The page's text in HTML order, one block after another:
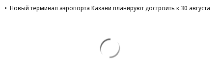
Новый терминал аэропорта Казани планируют достроить к 30 августа